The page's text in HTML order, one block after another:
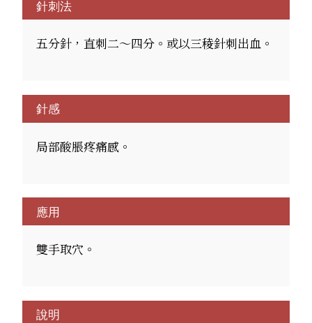
針刺法
五分針，直刺二～四分。或以三稜針刺出血。
針感
局部酸脹疼痛感。
應用
雙手取穴。
說明